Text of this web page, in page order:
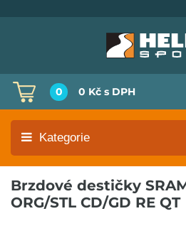
0 0 Kč s DPH
Kategorie
Brzdové destičky
ORG/STL CD/GD RE QT